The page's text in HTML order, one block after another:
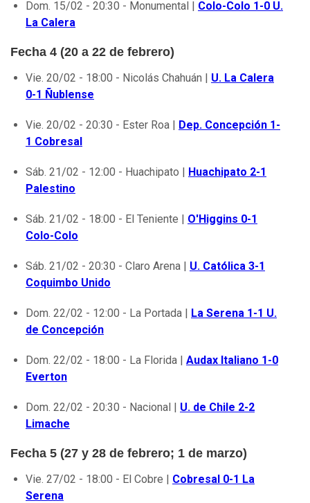
Dom. 15/02 - 20:30 - Monumental | Colo-Colo 1-0 U.
La Calera
Fecha 4 (20 a 22 de febrero)
Vie. 20/02 - 18:00 - Nicolás Chahuán | U. La Calera
0-1 Ñublense
Vie. 20/02 - 20:30 - Ester Roa | Dep. Concepción 1-
1 Cobresal
Sáb. 21/02 - 12:00 - Huachipato | Huachipato 2-1
Palestino
Sáb. 21/02 - 18:00 - El Teniente | O'Higgins 0-1
Colo-Colo
Sáb. 21/02 - 20:30 - Claro Arena | U. Católica 3-1
Coquimbo Unido
Dom. 22/02 - 12:00 - La Portada | La Serena 1-1 U.
de Concepción
Dom. 22/02 - 18:00 - La Florida | Audax Italiano 1-0
Everton
Dom. 22/02 - 20:30 - Nacional | U. de Chile 2-2
Limache
Fecha 5 (27 y 28 de febrero; 1 de marzo)
Vie. 27/02 - 18:00 - El Cobre | Cobresal 0-1 La
Serena